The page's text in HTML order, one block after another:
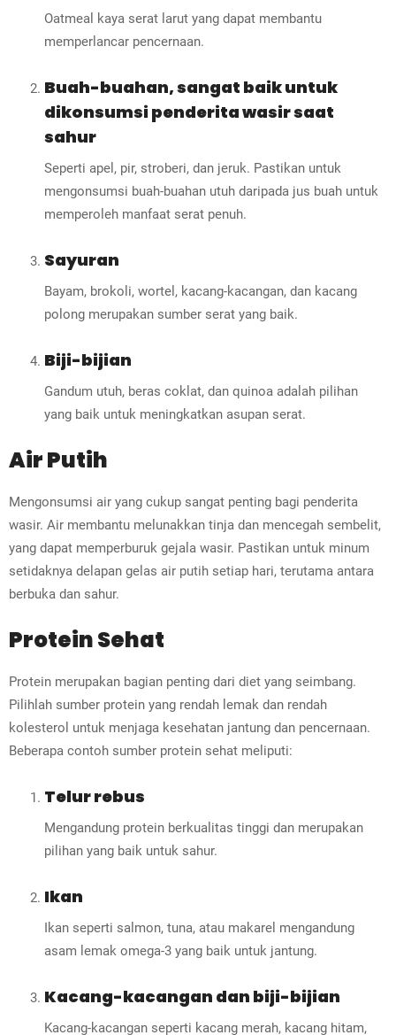
Oatmeal kaya serat larut yang dapat membantu
memperlancar pencernaan.
Buah-buahan, sangat baik untuk
dikonsumsi penderita wasir saat
sahur
Seperti apel, pir, stroberi, dan jeruk. Pastikan untuk
mengonsumsi buah-buahan utuh daripada jus buah untuk
memperoleh manfaat serat penuh.
Sayuran
Bayam, brokoli, wortel, kacang-kacangan, dan kacang
polong merupakan sumber serat yang baik.
Biji-bijian
Gandum utuh, beras coklat, dan quinoa adalah pilihan
yang baik untuk meningkatkan asupan serat.
Air Putih
Mengonsumsi air yang cukup sangat penting bagi penderita
wasir. Air membantu melunakkan tinja dan mencegah sembelit,
yang dapat memperburuk gejala wasir. Pastikan untuk minum
setidaknya delapan gelas air putih setiap hari, terutama antara
berbuka dan sahur.
Protein Sehat
Protein merupakan bagian penting dari diet yang seimbang.
Pilihlah sumber protein yang rendah lemak dan rendah
kolesterol untuk menjaga kesehatan jantung dan pencernaan.
Beberapa contoh sumber protein sehat meliputi:
Telur rebus
Mengandung protein berkualitas tinggi dan merupakan
pilihan yang baik untuk sahur.
Ikan
Ikan seperti salmon, tuna, atau makarel mengandung
asam lemak omega-3 yang baik untuk jantung.
Kacang-kacangan dan biji-bijian
Kacang-kacangan seperti kacang merah, kacang hitam,